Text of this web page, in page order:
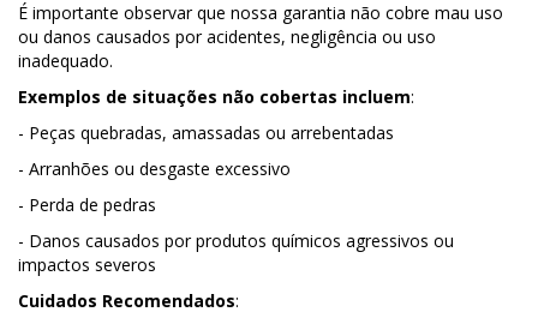
É importante observar que nossa garantia não cobre mau uso
ou danos causados por acidentes, negligência ou uso
inadequado.
Exemplos de situações não cobertas incluem:
- Peças quebradas, amassadas ou arrebentadas
- Arranhões ou desgaste excessivo
- Perda de pedras
- Danos causados por produtos químicos agressivos ou
impactos severos
Cuidados Recomendados: